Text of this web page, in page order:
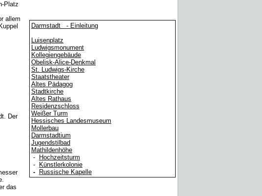
Darmstadt - Einleitung
Luisenplatz
Ludwigsmonument
Kollegiengebäude
Obelisk-Alice-Denkmal
St. Ludwigs-Kirche
Staatstheater
Altes Pädagog
Stadtkirche
Altes Rathaus
Residenzschloss
Weißer Turm
Hessisches Landesmuseum
Mollerbau
Darmstadtium
Jugendstilbad
Mathildenhöhe
-
Hochzeitsturm
-
Künstlerkolonie
-
Russische Kapelle
Platz
allem
Der
das